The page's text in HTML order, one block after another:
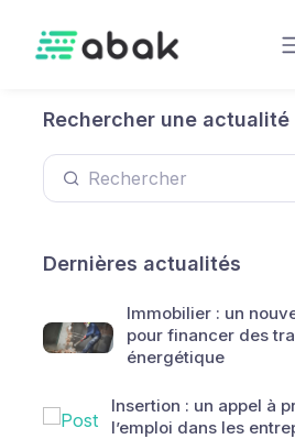
Rechercher une actualité
Dernières actualités
Immobilier : un
pour financer des
énergétique
Insertion : un appel à
l’emploi dans les